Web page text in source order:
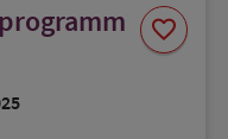
favorite
Spara
som